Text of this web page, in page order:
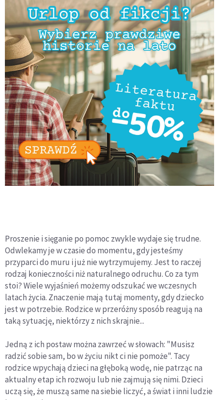
Proszenie i sięganie po pomoc zwykle wydaje się trudne.
Odwlekamy je w czasie do momentu, gdy jesteśmy
przyparci do muru i już nie wytrzymujemy. Jest to raczej
rodzaj konieczności niż naturalnego odruchu. Co za tym
stoi? Wiele wyjaśnień możemy odszukać we wczesnych
latach życia. Znaczenie mają tutaj momenty, gdy dziecko
jest w potrzebie. Rodzice w przeróżny sposób reagują na
taką sytuację, niektórzy z nich skrajnie...
Jedną z ich postaw można zawrzeć w słowach: "Musisz
radzić sobie sam, bo w życiu nikt ci nie pomoże". Tacy
rodzice wpychają dzieci na głęboką wodę, nie patrząc na
aktualny etap ich rozwoju lub nie zajmują się nimi. Dzieci
uczą się, że muszą same na siebie liczyć, a świat i inni ludzie